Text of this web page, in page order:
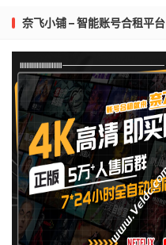
奈飞小铺 – 智能账号合租平台